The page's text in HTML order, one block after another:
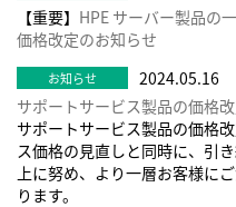
【重要】 HPE サーバー製品の
価格改定のお知らせ
2024.05.16
サポートサービス製品の価格
サポートサービス製品の価格
ス価格の見直しと同時に、引
上に努め、より一層お客様に
ります。